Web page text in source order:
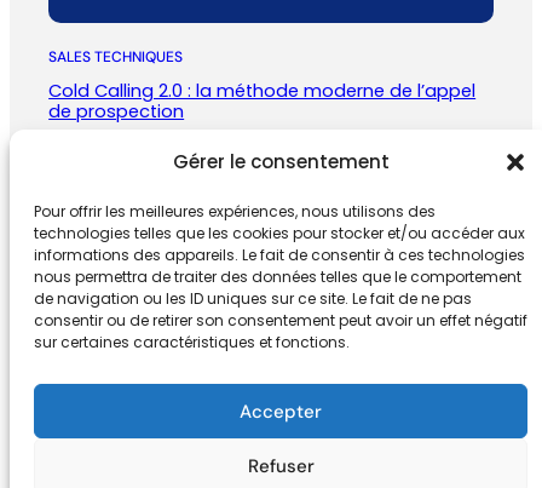
Gérer le consentement
Pour offrir les meilleures expériences, nous utilisons des
technologies telles que les cookies pour stocker et/ou accéder aux
informations des appareils. Le fait de consentir à ces technologies
nous permettra de traiter des données telles que le comportement
de navigation ou les ID uniques sur ce site. Le fait de ne pas
consentir ou de retirer son consentement peut avoir un effet négatif
sur certaines caractéristiques et fonctions.
Accepter
Refuser
SALES TECHNIQUES
Cold Calling 2.0 : la méthode moderne de l’appel
de prospection
SV Digital
+33674132